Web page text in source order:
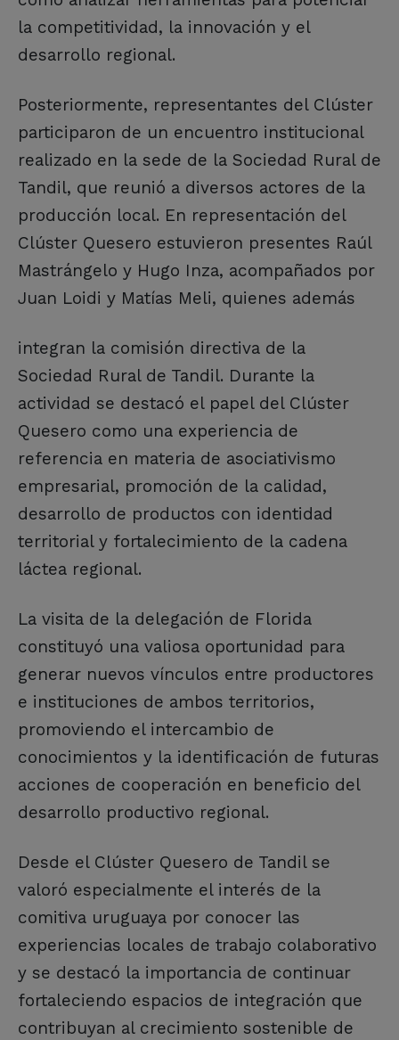
la competitividad, la innovación y el
desarrollo regional.
Posteriormente, representantes del Clúster
participaron de un encuentro institucional
realizado en la sede de la Sociedad Rural de
Tandil, que reunió a diversos actores de la
producción local. En representación del
Clúster Quesero estuvieron presentes Raúl
Mastrángelo y Hugo Inza, acompañados por
Juan Loidi y Matías Meli, quienes además
integran la comisión directiva de la
Sociedad Rural de Tandil. Durante la
actividad se destacó el papel del Clúster
Quesero como una experiencia de
referencia en materia de asociativismo
empresarial, promoción de la calidad,
desarrollo de productos con identidad
territorial y fortalecimiento de la cadena
láctea regional.
La visita de la delegación de Florida
constituyó una valiosa oportunidad para
generar nuevos vínculos entre productores
e instituciones de ambos territorios,
promoviendo el intercambio de
conocimientos y la identificación de futuras
acciones de cooperación en beneficio del
desarrollo productivo regional.
Desde el Clúster Quesero de Tandil se
valoró especialmente el interés de la
comitiva uruguaya por conocer las
experiencias locales de trabajo colaborativo
y se destacó la importancia de continuar
fortaleciendo espacios de integración que
contribuyan al crecimiento sostenible de